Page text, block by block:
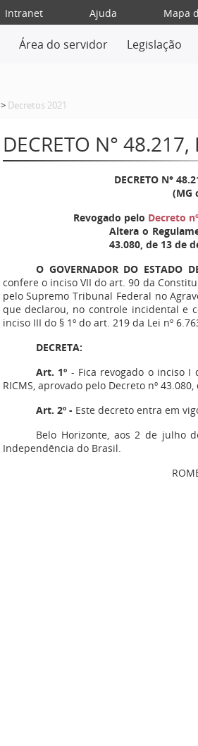
Intranet Ajuda Mapa
Área do servidor Legislação
> Decretos 2021
DECRETO N°
DECRETO N°
(MG
Revogado pelo Decreto
Altera o
43.080, de 13 de
O GOVERNADOR DO ESTADO
confere o inciso VII do art. 90 da
pelo Supremo Tribunal Federal no
que declarou, no controle incidental e
inciso III do § 1º do art. 219 da Lei nº
DECRETA:
Art. 1º - Fica revogado o inciso I
RICMS, aprovado pelo Decreto nº
Art. 2º - Este decreto entra em
Belo Horizonte, aos 2 de julho
Independência do Brasil.